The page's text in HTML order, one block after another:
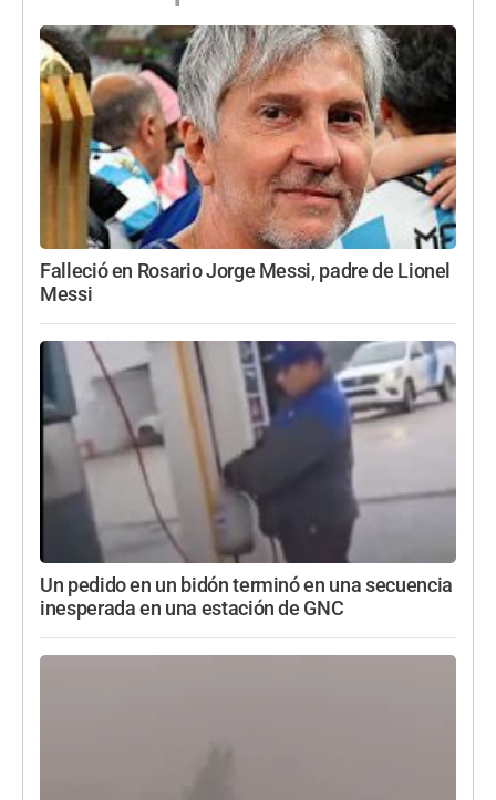
Falleció en Rosario Jorge Messi, padre de Lionel
Messi
Un pedido en un bidón terminó en una secuencia
inesperada en una estación de GNC